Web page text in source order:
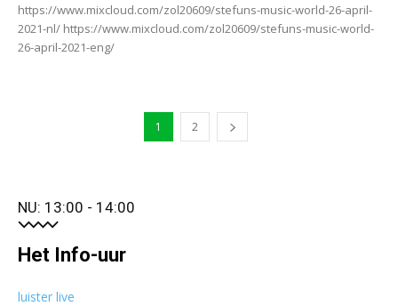
https://www.mixcloud.com/zol20609/stefuns-music-world-26-april-
2021-nl/ https://www.mixcloud.com/zol20609/stefuns-music-world-
26-april-2021-eng/
1 2
NU: 13:00 - 14:00
Het Info-uur
luister live